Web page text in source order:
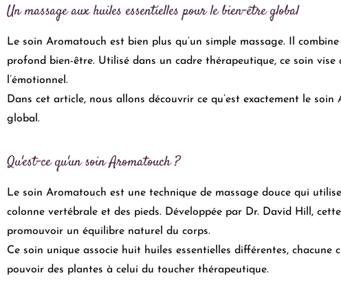
Un massage aux huiles essentielles pour le bien-être global
Le soin Aromatouch est bien plus qu’un simple massage. Il
profond bien-être. Utilisé dans un cadre thérapeutique, ce soin
l’émotionnel.
Dans cet article, nous allons découvrir ce qu’est exactement le
global.
Qu'est-ce qu'un soin Aromatouch ?
Le soin Aromatouch est une technique de massage douce qui
colonne vertébrale et des pieds. Développée par Dr. David Hill,
promouvoir un équilibre naturel du corps.
Ce soin unique associe huit huiles essentielles différentes,
pouvoir des plantes à celui du toucher thérapeutique.